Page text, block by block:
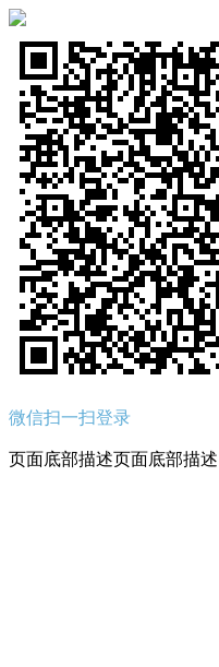
微信扫一扫登录
页面底部描述页面底部描述